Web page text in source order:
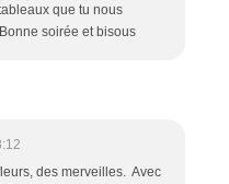
que tu nous
soirée et bisous
des merveilles. Avec